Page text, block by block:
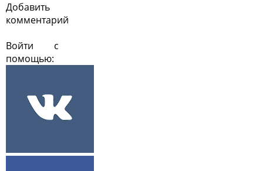
Добавить
комментарий
Войти с
помощью: